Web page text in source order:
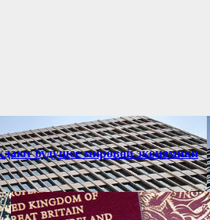
будущее мировой экономики